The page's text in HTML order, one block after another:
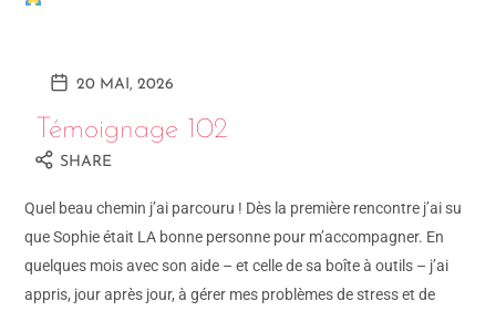
20 MAI, 2026
Témoignage 102
SHARE
Quel beau chemin j’ai parcouru ! Dès la première rencontre j’ai su
que Sophie était LA bonne personne pour m’accompagner. En
quelques mois avec son aide – et celle de sa boîte à outils – j’ai
appris, jour après jour, à gérer mes problèmes de stress et de